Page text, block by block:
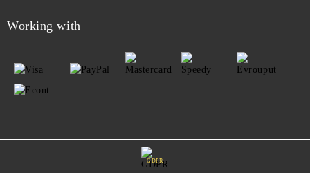
Working with
GDPR